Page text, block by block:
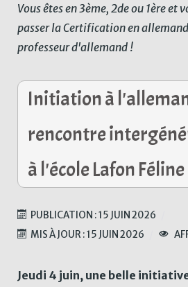
Vous êtes en 3ème, 2de ou 1ère et
passer la Certification en
professeur d'allemand !
Initiation à
rencontre
à l'école Lafon Féline
PUBLICATION : 15 JUIN 2026
MIS À JOUR : 15 JUIN 2026
Jeudi 4 juin, une belle